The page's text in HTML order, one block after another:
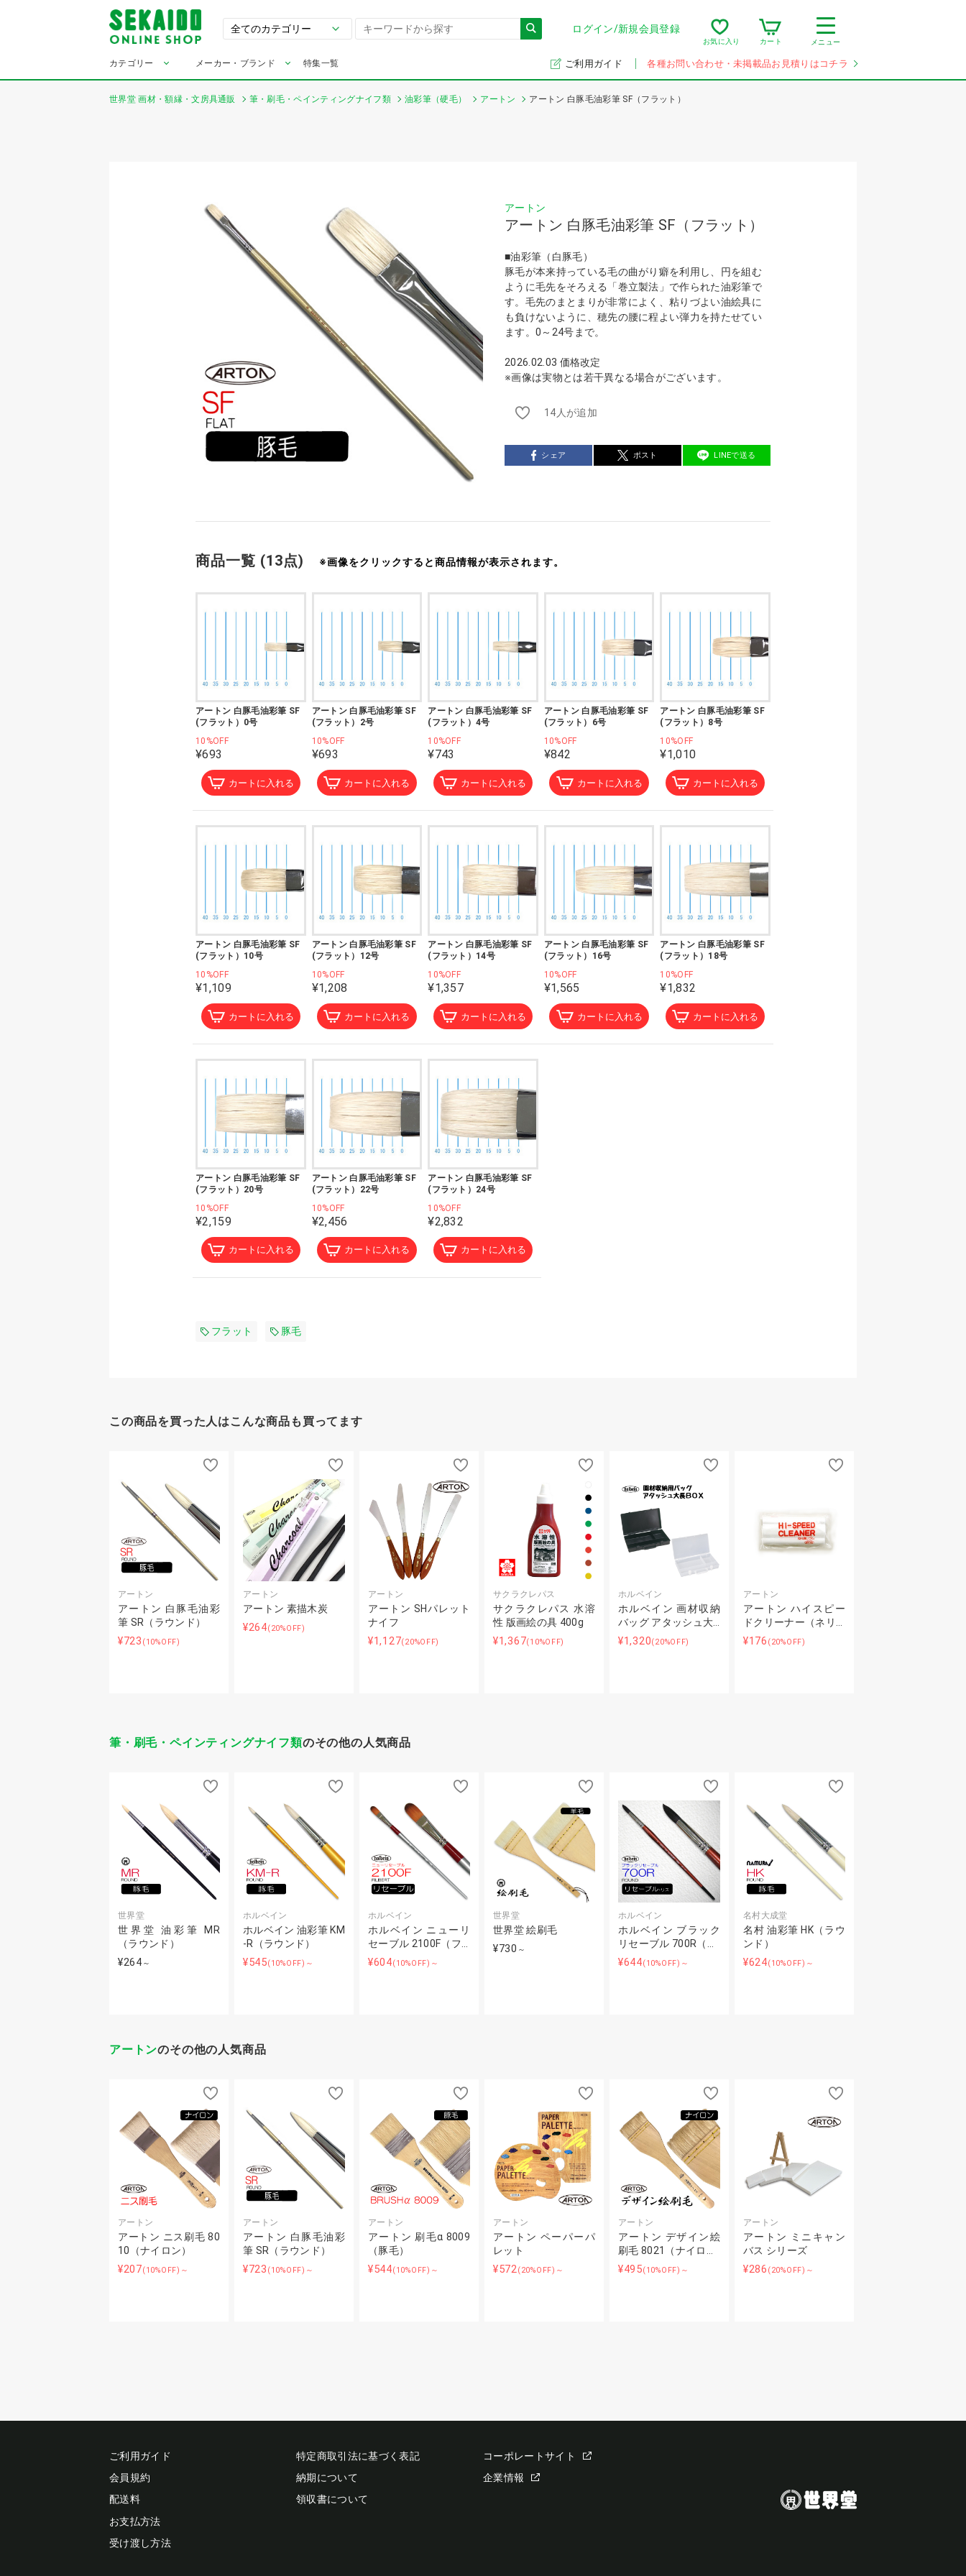
ログイン/新規会員登録
お気に入り カート メニュー
カテゴリー メーカー・ブランド 特集一覧 ご利用ガイド 各種お問い合わせ・未掲載品お見積りはコチラ
世界堂 画材・額縁・文房具通販 筆・刷毛・ペインティングナイフ類 油彩筆（硬毛） アートン アートン 白豚毛油彩筆 SF（フラット）
アートン
アートン 白豚毛油彩筆 SF（フラット）
■油彩筆（白豚毛）
豚毛が本来持っている毛の曲がり癖を利用し、円を組む
ように毛先をそろえる「巻立製法」で作られた油彩筆で
す。毛先のまとまりが非常によく、粘りづよい油絵具に
も負けないように、穂先の腰に程よい弾力を持たせてい
ます。0～24号まで。
2026.02.03 価格改定
※画像は実物とは若干異なる場合がございます。
14人が追加
シェア ポスト LINEで送る
商品一覧 (13点) ※画像をクリックすると商品情報が表示されます。
アートン 白豚毛油彩筆 SF
(フラット）0号
10%OFF
¥693
カートに入れる
アートン 白豚毛油彩筆 SF
(フラット）2号
10%OFF
¥693
カートに入れる
アートン 白豚毛油彩筆 SF
(フラット）4号
10%OFF
¥743
カートに入れる
アートン 白豚毛油彩筆 SF
(フラット）6号
10%OFF
¥842
カートに入れる
アートン 白豚毛油彩筆 SF
(フラット）8号
10%OFF
¥1,010
カートに入れる
アートン 白豚毛油彩筆 SF
(フラット）10号
10%OFF
¥1,109
カートに入れる
アートン 白豚毛油彩筆 SF
(フラット）12号
10%OFF
¥1,208
カートに入れる
アートン 白豚毛油彩筆 SF
(フラット）14号
10%OFF
¥1,357
カートに入れる
アートン 白豚毛油彩筆 SF
(フラット）16号
10%OFF
¥1,565
カートに入れる
アートン 白豚毛油彩筆 SF
(フラット）18号
10%OFF
¥1,832
カートに入れる
アートン 白豚毛油彩筆 SF
(フラット）20号
10%OFF
¥2,159
カートに入れる
アートン 白豚毛油彩筆 SF
(フラット）22号
10%OFF
¥2,456
カートに入れる
アートン 白豚毛油彩筆 SF
(フラット）24号
10%OFF
¥2,832
カートに入れる
フラット 豚毛
この商品を買った人はこんな商品も買ってます
アートン
アートン 白豚毛油彩
筆 SR（ラウンド）
¥723 (10%OFF)
アートン
アートン 素描木炭
¥264(20%OFF)
アートン
アートン SHパレット
ナイフ
¥1,127(20%OFF)
サクラクレパス
サクラクレパス 水溶
性 版画絵の具 400g
¥1,367(10%OFF)
ホルベイン
ホルベイン 画材収納
バッグ アタッシュ大…
¥1,320(20%OFF)
アートン
アートン ハイスピー
ドクリーナー（ネリ…
¥176 (20%OFF)
筆・刷毛・ペインティングナイフ類のその他の人気商品
世界堂
世界堂 油彩筆 MR
（ラウンド）
¥264 ～
ホルベイン
ホルベイン 油彩筆 KM
-R（ラウンド）
¥545(10%OFF)～
ホルベイン
ホルベイン ニューリ
セーブル 2100F（フ…
¥604(10%OFF)～
世界堂
世界堂 絵刷毛
¥730 ～
ホルベイン
ホルベイン ブラック
リセーブル 700R（…
¥644(10%OFF)～
名村大成堂
名村 油彩筆 HK（ラウ
ンド）
¥624(10%OFF)～
アートンのその他の人気商品
アートン
アートン ニス刷毛 80
10（ナイロン）
¥207(10%OFF)～
アートン
アートン 白豚毛油彩
筆 SR（ラウンド）
¥723 (10%OFF)～
アートン
アートン 刷毛α 8009
（豚毛）
¥544(10%OFF)～
アートン
アートン ペーパーパ
レット
¥572(20%OFF)～
アートン
アートン デザイン絵
刷毛 8021（ナイロ…
¥495(10%OFF)～
アートン
アートン ミニキャン
バス シリーズ
¥286 (20%OFF)～
ご利用ガイド
会員規約
配送料
お支払方法
受け渡し方法
特定商取引法に基づく表記
納期について
領収書について
コーポレートサイト
企業情報